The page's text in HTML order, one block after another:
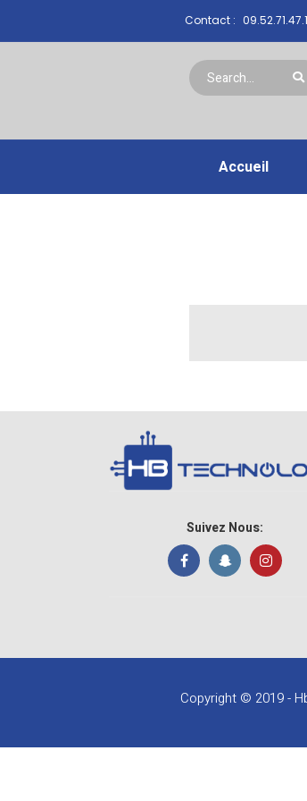
Contact :
Accueil
Suivez Nous:
Copyright © 2019 -